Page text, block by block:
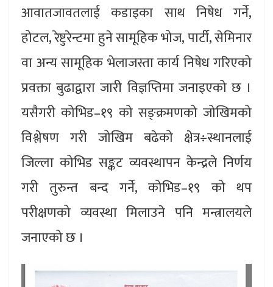
आवातजावतलाई कडाइका साथ निषेध गर्ने,
होटल, रेष्टुरेन्टमा हुने सामूहिक भोज, पार्टी, सेमिनार
वा अन्य सामूहिक भेलाजस्ता कार्य निषेध गरिएको
प्रवक्ता बुढाद्वारा जारी विज्ञप्तिमा जनाइएको छ ।
यसैगरी कोभिड–१९ को सङ्क्रमणको जोखिमको
विश्लेषण गरी जोखिम बढेको क्षेत्र÷स्थानलाई
जिल्ला कोभिड सङ्कट व्यवस्थापन केन्द्रले निर्णय
गरी तुरुन्त बन्द गर्ने, कोभिड–१९ को थप
परीक्षणको व्यवस्था मिलाउने पनि मन्त्रालयले
जनाएको छ ।